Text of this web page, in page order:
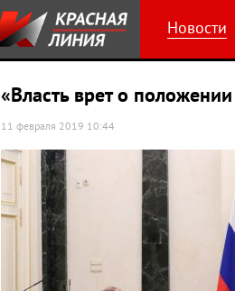
Новости
«Власть врет о
11 февраля 2019 10:44